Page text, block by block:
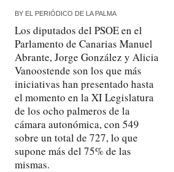
BY EL PERIÓDICO DE LA PALMA
Los diputados del PSOE en el
Parlamento de Canarias Manuel
Abrante, Jorge González y Alicia
Vanoostende son los que más
iniciativas han presentado hasta
el momento en la XI Legislatura
de los ocho palmeros de la
cámara autonómica, con 549
sobre un total de 727, lo que
supone más del 75% de las
mismas.